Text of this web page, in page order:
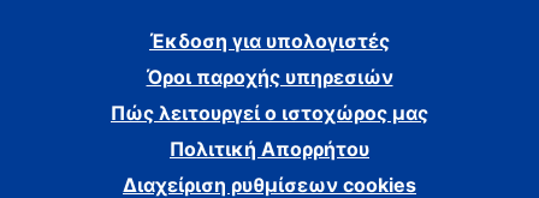
Έκδοση για υπολογιστές
Όροι παροχής υπηρεσιών
Πώς λειτουργεί ο ιστοχώρος μας
Πολιτική Απορρήτου
Διαχείριση ρυθμίσεων cookies